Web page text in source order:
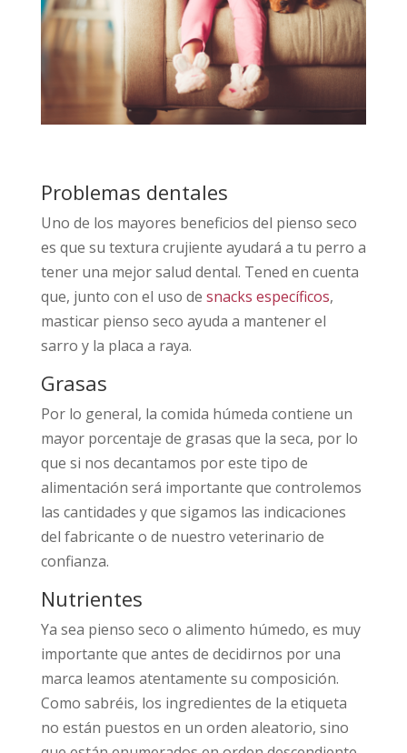
Problemas dentales
Uno de los mayores beneficios del pienso seco
es que su textura crujiente ayudará a tu perro a
tener una mejor salud dental. Tened en cuenta
que, junto con el uso de snacks específicos,
masticar pienso seco ayuda a mantener el
sarro y la placa a raya.
Grasas
Por lo general, la comida húmeda contiene un
mayor porcentaje de grasas que la seca, por lo
que si nos decantamos por este tipo de
alimentación será importante que controlemos
las cantidades y que sigamos las indicaciones
del fabricante o de nuestro veterinario de
confianza.
Nutrientes
Ya sea pienso seco o alimento húmedo, es muy
importante que antes de decidirnos por una
marca leamos atentamente su composición.
Como sabréis, los ingredientes de la etiqueta
no están puestos en un orden aleatorio, sino